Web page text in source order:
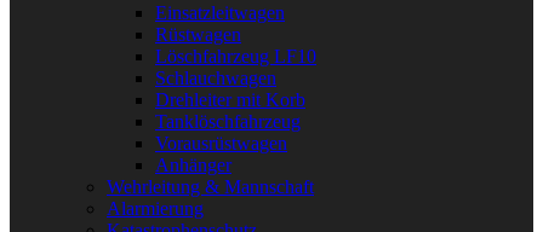
Einsatzleitwagen
Rüstwagen
Löschfahrzeug LF10
Schlauchwagen
Drehleiter mit Korb
Tanklöschfahrzeug
Vorausrüstwagen
Anhänger
Wehrleitung & Mannschaft
Alarmierung